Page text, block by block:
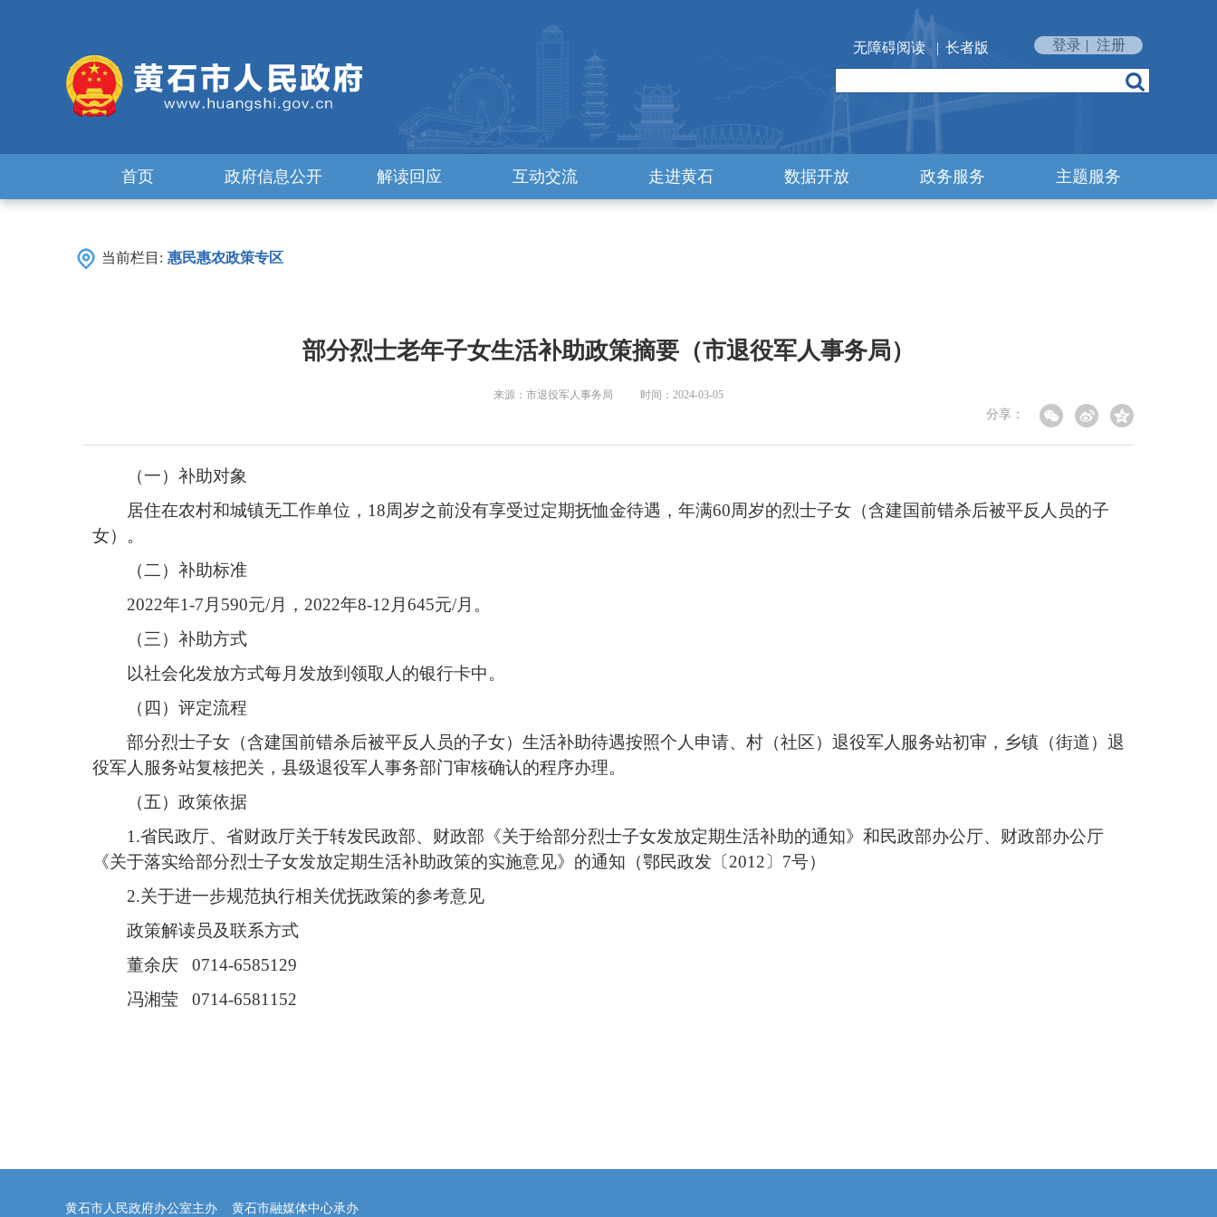
无障碍阅读 | 长者版 登录 | 注册
首页 政府信息公开 解读回应 互动交流 走进黄石 数据开放 政务服务 主题服务
当前栏目: 惠民惠农政策专区
部分烈士老年子女生活补助政策摘要（市退役军人事务局）
来源：市退役军人事务局 时间：2024-03-05
分享：
（一）补助对象
居住在农村和城镇无工作单位，18周岁之前没有享受过定期抚恤金待遇，年满60周岁的烈士子女（含建国前错杀后被平反人员的子
女）。
（二）补助标准
2022年1-7月590元/月，2022年8-12月645元/月。
（三）补助方式
以社会化发放方式每月发放到领取人的银行卡中。
（四）评定流程
部分烈士子女（含建国前错杀后被平反人员的子女）生活补助待遇按照个人申请、村（社区）退役军人服务站初审，乡镇（街道）退
役军人服务站复核把关，县级退役军人事务部门审核确认的程序办理。
（五）政策依据
1.省民政厅、省财政厅关于转发民政部、财政部《关于给部分烈士子女发放定期生活补助的通知》和民政部办公厅、财政部办公厅
《关于落实给部分烈士子女发放定期生活补助政策的实施意见》的通知（鄂民政发〔2012〕7号）
2.关于进一步规范执行相关优抚政策的参考意见
政策解读员及联系方式
董余庆 0714-6585129
冯湘莹 0714-6581152
黄石市人民政府办公室主办 黄石市融媒体中心承办